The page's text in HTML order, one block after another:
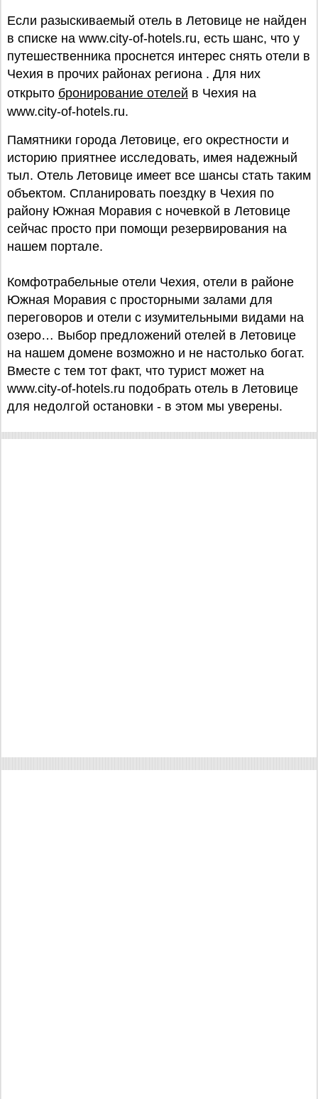
Если разыскиваемый отель в Летовице не найден
в списке на www.city-of-hotels.ru, есть шанс, что у
путешественника проснется интерес снять отели в
Чехия в прочих районах региона . Для них
открыто бронирование отелей в Чехия на
www.city-of-hotels.ru.
Памятники города Летовице, его окрестности и
историю приятнее исследовать, имея надежный
тыл. Отель Летовице имеет все шансы стать таким
объектом. Спланировать поездку в Чехия по
району Южная Моравия с ночевкой в Летовице
сейчас просто при помощи резервирования на
нашем портале.
Комфотрабельные отели Чехия, отели в районе
Южная Моравия с просторными залами для
переговоров и отели с изумительными видами на
озеро… Выбор предложений отелей в Летовице
на нашем домене возможно и не настолько богат.
Вместе с тем тот факт, что турист может на
www.city-of-hotels.ru подобрать отель в Летовице
для недолгой остановки - в этом мы уверены.